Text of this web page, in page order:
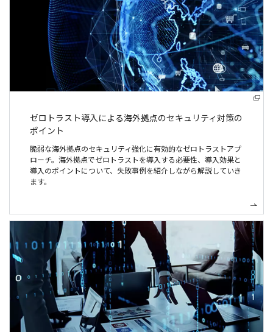
ゼロトラスト導入による海外拠点のセキュリティ対策の
ポイント
脆弱な海外拠点のセキュリティ強化に有効的なゼロトラストアプ
ローチ。海外拠点でゼロトラストを導入する必要性、導入効果と
導入のポイントについて、失敗事例を紹介しながら解説していき
ます。